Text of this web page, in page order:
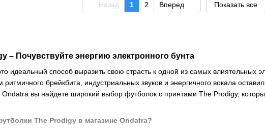
– Почувствуйте энергию электронного бунта
идеальный способ выразить свою страсть к одной из самых влиятельных
ритмичного брейкбита, индустриальных звуков и энергичного вокала
вы найдете широкий выбор футболок с принтами The Prodigy,
The Prodigy в магазине Ondatra?
Назад 1 2 Вперед Показать все